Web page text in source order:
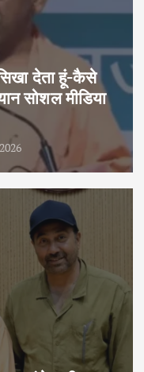
देता हूं-कैसे
सोशल मीडिया